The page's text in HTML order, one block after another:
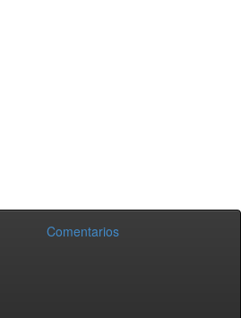
Comentarios